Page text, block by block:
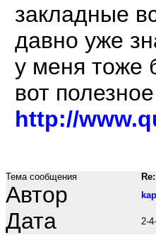
закладные
давно уже
у меня тоже
вот
http://
Тема сообщения
Автор
Дата 2-